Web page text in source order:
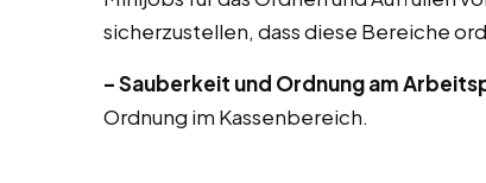
sicherzustellen, dass diese Bereiche
– Sauberkeit und Ordnung am
Ordnung im Kassenbereich.